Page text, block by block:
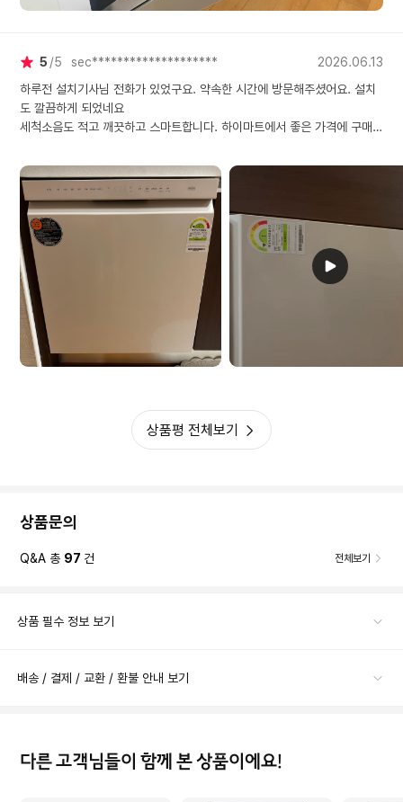
세제는 올인원 타블렛 하나 넣으니 소금이나 린스 안써도 되고 편한것 같아
5 5 sec********************
2026.06.13
하루전 설치기사님 전화가 있었구요. 약속한 시간에 방문해주셨어요. 설치
도 깔끔하게 되었네요
세척소음도 적고 깨끗하고 스마트합니다. 하이마트에서 좋은 가격에 구매했
상품평 전체보기
상품문의
Q&A 총 97 건 전체보기
상품 필수 정보 보기
배송 / 결제 / 교환 / 환불 안내 보기
다른 고객님들이 함께 본 상품이에요!